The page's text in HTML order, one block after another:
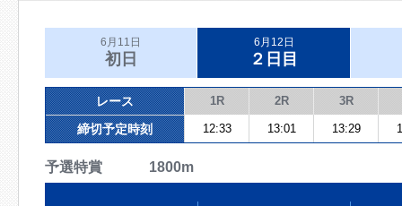
6月11日
初日
6月12日
２日目
レース 1R 2R 3R
締切予定時刻 12:33 13:01 13:29
予選特賞 1800m